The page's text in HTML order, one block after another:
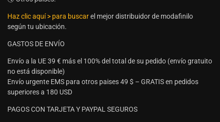
Haz clic aquí > para buscarel mejor distribuidor de modafinilo
según tu ubicación.
GASTOS DE ENVÍO
Envío a la UE 39 € más el 100% del total de su pedido (envío gratuito
no está disponible)
Envío urgente EMS para otros paises 49 $ – GRATIS en pedidos
superiores a 180 USD
PAGOS CON TARJETA Y PAYPAL SEGUROS